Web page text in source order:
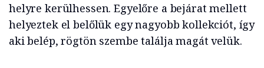
helyre kerülhessen. Egyelőre a bejárat mellett
helyeztek el belőlük egy nagyobb kollekciót, így
aki belép, rögtön szembe találja magát velük.